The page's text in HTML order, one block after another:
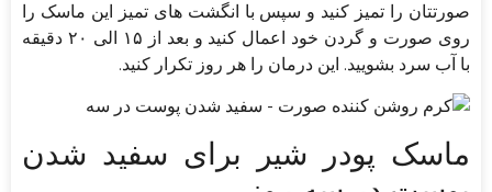
صورتتان را تمیز کنید و سپس با انگشت های تمیز این ماسک را
روی صورت و گردن خود اعمال کنید و بعد از ۱۵ الی ۲۰ دقیقه
با آب سرد بشویید. این درمان را هر روز تکرار کنید.
ماسک پودر شیر برای سفید شدن